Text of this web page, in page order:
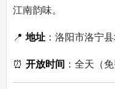
江南韵味。
📍 地址 ：洛阳市洛宁
⏰ 开放时间 ：全天（免